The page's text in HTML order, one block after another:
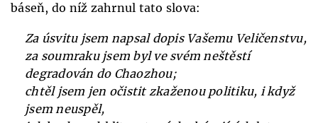
báseň, do níž zahrnul tato slova:
Za úsvitu jsem napsal dopis Vašemu Veličenstvu,
za soumraku jsem byl ve svém neštěstí
degradován do Chaozhou;
chtěl jsem jen očistit zkaženou politiku, i když
jsem neuspěl,